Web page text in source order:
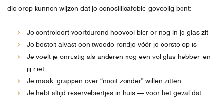
die erop kunnen wijzen dat je cenosillicafobie-gevoelig bent:
Je controleert voortdurend hoeveel bier er nog in je glas zit
Je bestelt alvast een tweede rondje vóór je eerste op is
Je voelt je onrustig als anderen nog een vol glas hebben en
jij niet
Je maakt grappen over “nooit zonder” willen zitten
Je hebt altijd reservebiertjes in huis — voor het geval dat…